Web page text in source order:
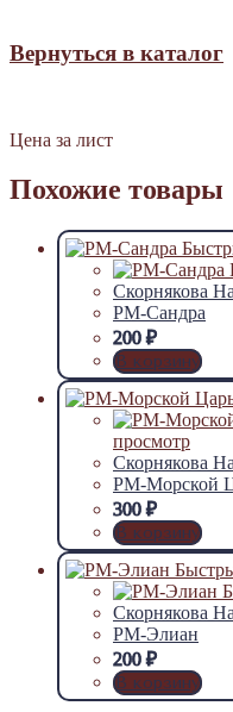
Вернуться в каталог
Цена за лист
Похожие товары
Скорнякова
РМ-Сандра
200₽
В корзину
просмотр
Скорнякова
РМ-Морской
300₽
В корзину
Скорнякова
РМ-Элиан
200₽
В корзину